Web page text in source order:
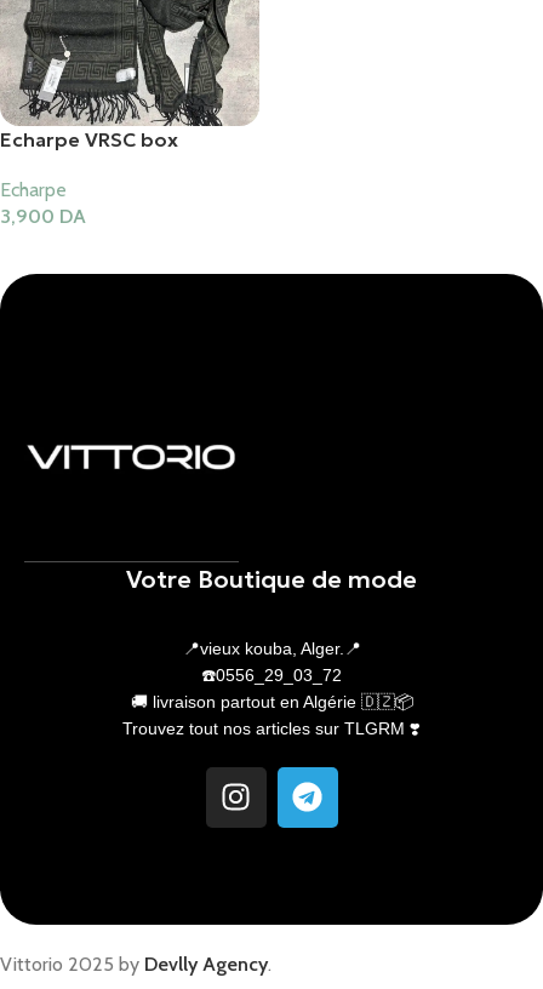
Echarpe VRSC box
Echarpe
3,900 DA
Votre Boutique de mode
📍vieux kouba, Alger.📍
☎️0556_29_03_72
🚚 livraison partout en Algérie 🇩🇿📦
Trouvez tout nos articles sur TLGRM ❣️
Vittorio 2025 by Devlly Agency.